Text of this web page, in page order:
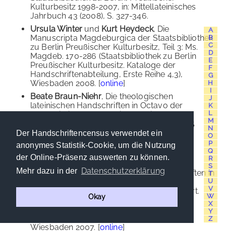
Der Handschriftencensus verwendet ein
anonymes Statistik-Cookie, um die Nutzung
der Online-Präsenz auswerten zu können.
Mehr dazu in der Datenschutzerklärung
Okay
Kulturbesitz 1998-2007, in: Mittellateinisches
Jahrbuch 43 (2008), S. 327-346.
Ursula Winter und Kurt Heydeck, Die
Manuscripta Magdeburgica der Staatsbibliothek
zu Berlin Preußischer Kulturbesitz, Teil 3: Ms.
Magdeb. 170-286 (Staatsbibliothek zu Berlin
Preußischer Kulturbesitz. Kataloge der
Handschriftenabteilung, Erste Reihe 4,3),
Wiesbaden 2008. [online]
Beate Braun-Niehr, Die theologischen
lateinischen Handschriften in Octavo der
Kulturbesitz, Teil 1: Ms. theol. lat. oct. 66-125
(Staatsbibliothek zu Berlin Preußischer
Kulturbesitz. Kataloge der
Handschriftenabteilung, Erste Reihe 3,1),
Wiesbaden 2007. [online]
Renate Schipke, Die lateinischen Handschriften in
Preußischer Kulturbesitz, Teil 1: Ms. lat. quart.
146-406 (Staatsbibliothek Preußischer
Kulturbesitz. Kataloge der
Wiesbaden 2007. [online]
A
B
C
D
E
F
G
H
I
J
K
L
M
N
O
P
Q
R
S
T
U
V
W
X
Y
Z